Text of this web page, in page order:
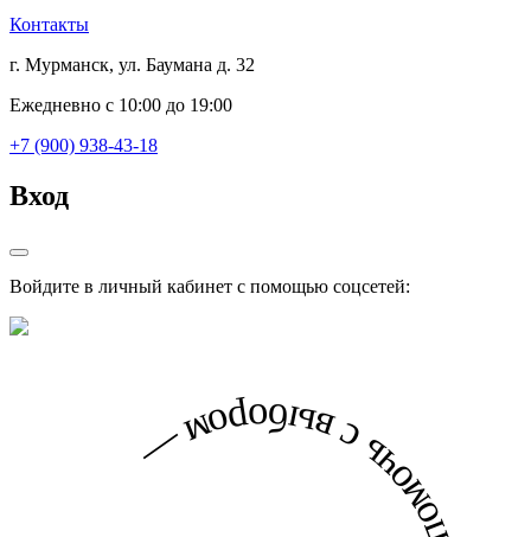
Контакты
г. Мурманск, ул. Баумана д. 32
Ежедневно с 10:00 до 19:00
+7 (900) 938-43-18
Вход
Войдите в личный кабинет с помощью соцсетей: